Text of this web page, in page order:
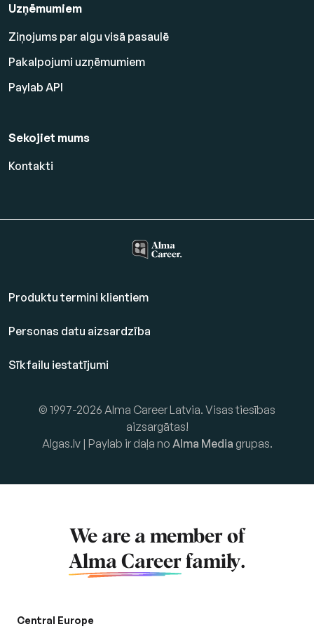
Uzņēmumiem
Ziņojums par algu visā pasaulē
Pakalpojumi uzņēmumiem
Paylab API
Sekojiet mums
Kontakti
Produktu termini klientiem
Personas datu aizsardzība
Sīkfailu iestatījumi
© 1997-2026 Alma Career Latvia. Visas tiesības
aizsargātas!
Algas.lv | Paylab ir daļa no Alma Media grupas.
We are a member of
Alma Career family.
Central Europe